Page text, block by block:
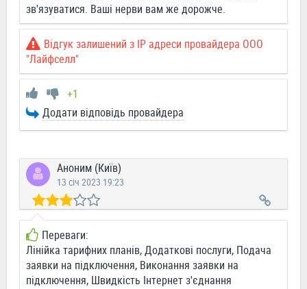
зв'язуватися. Ваші нерви вам же дорожче.
Відгук залишений з IP адреси провайдера ООО
"Лайфселл"
+1
Додати відповідь провайдера
Аноним (Київ)
13 січ 2023 19:23
Переваги:
Лінійка тарифних планів, Додаткові послуги, Подача
заявки на підключення, Виконання заявки на
підключення, Швидкість Інтернет з'єднання